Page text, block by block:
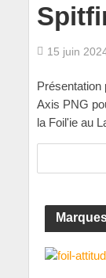
15 juin
Présentation
Axis PNG
la Foil'ie au